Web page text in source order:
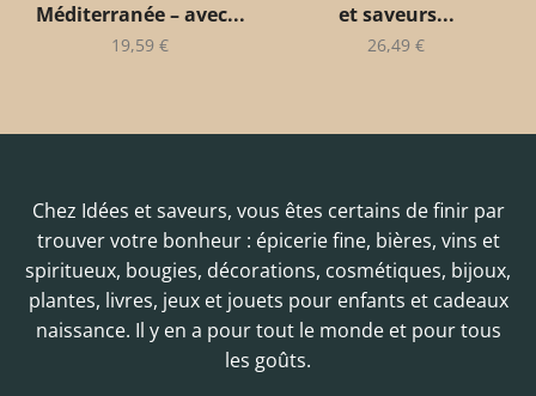
Méditerranée – avec...
19,59 €
et saveurs...
26,49 €
Chez Idées et saveurs, vous êtes certains de finir par
trouver votre bonheur : épicerie fine, bières, vins et
spiritueux, bougies, décorations, cosmétiques, bijoux,
plantes, livres, jeux et jouets pour enfants et cadeaux
naissance. Il y en a pour tout le monde et pour tous
les goûts.